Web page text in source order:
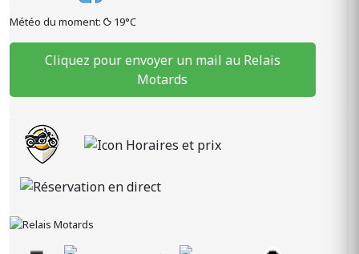
Météo du moment: 19°C
Cliquez pour envoyer un mail au Relais
Motards